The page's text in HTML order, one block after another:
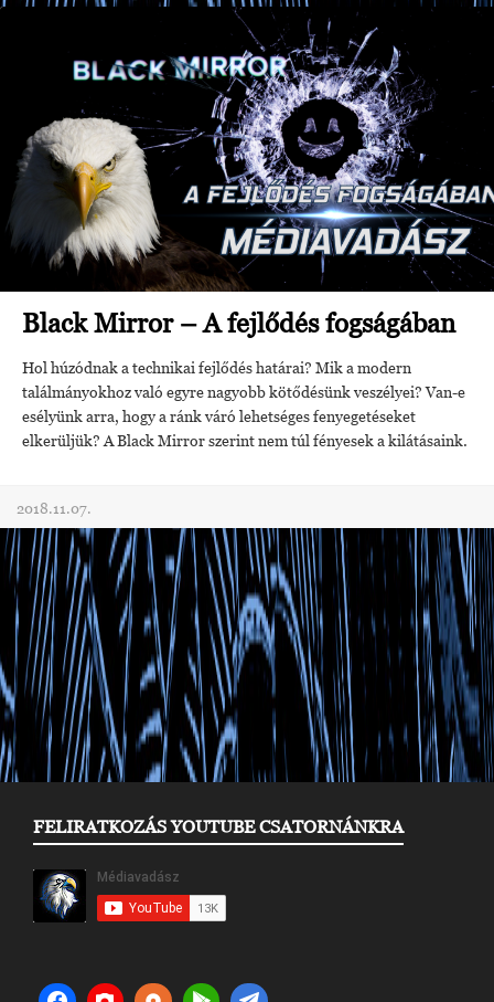
Black Mirror – A fejlődés fogságában
Hol húzódnak a technikai fejlődés határai? Mik a modern
találmányokhoz való egyre nagyobb kötődésünk veszélyei? Van-e
esélyünk arra, hogy a ránk váró lehetséges fenyegetéseket
elkerüljük? A Black Mirror szerint nem túl fényesek a kilátásaink.
2018.11.07.
FELIRATKOZÁS YOUTUBE CSATORNÁNKRA